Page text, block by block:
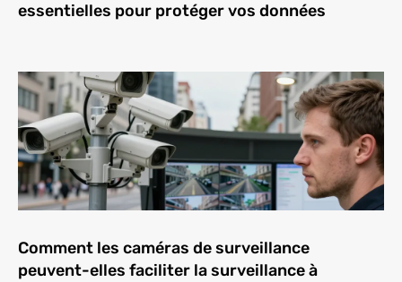
essentielles pour protéger vos données
Comment les caméras de surveillance
peuvent-elles faciliter la surveillance à